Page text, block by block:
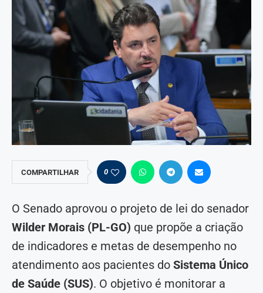
COMPARTILHAR 0
O Senado aprovou o projeto de lei do senador
Wilder Morais (PL-GO) que propõe a criação
de indicadores e metas de desempenho no
atendimento aos pacientes do Sistema Único
de Saúde (SUS). O objetivo é monitorar a